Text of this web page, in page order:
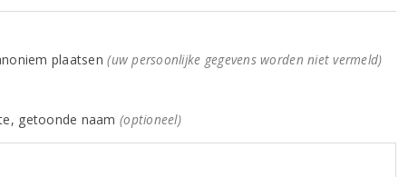
plaatsen(uw persoonlijke gegevens worden niet vermeld)
getoonde naam(optioneel)